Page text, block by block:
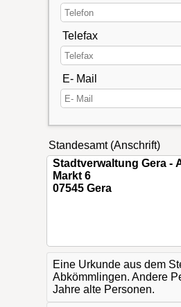
Telefax
E- Mail
Standesamt (Anschrift)
Eine Urkunde aus dem
Abkömmlingen. Andere
Jahre alte Personen.